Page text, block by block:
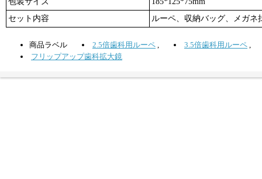
セット内容
ルーペ、収納バッグ、メガネ
商品ラベル 2.5倍歯科用ルーペ , 3.5倍歯科用ルーペ ,
フリップアップ歯科拡大鏡